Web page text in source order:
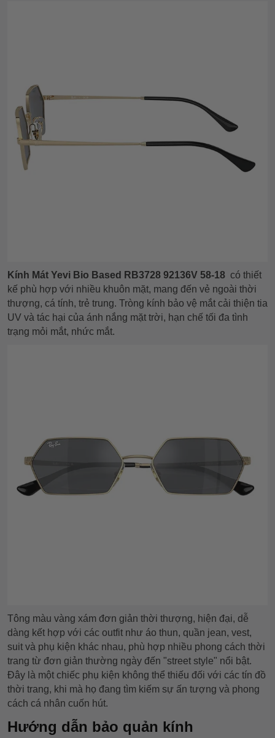
Kính Mát Yevi Bio Based RB3728 92136V 58-18 có thiết
kế phù hợp với nhiều khuôn mặt, mang đến vẻ ngoài thời
thượng, cá tính, trẻ trung. Tròng kính bảo vệ mắt cải thiện tia
UV và tác hại của ánh nắng mặt trời, hạn chế tối đa tình
trạng mỏi mắt, nhức mắt.
Tông màu vàng xám đơn giản thời thượng, hiện đại, dễ
dàng kết hợp với các outfit như áo thun, quần jean, vest,
suit và phụ kiện khác nhau, phù hợp nhiều phong cách thời
trang từ đơn giản thường ngày đến "street style" nổi bật.
Đây là một chiếc phụ kiện không thể thiếu đối với các tín đồ
thời trang, khi mà họ đang tìm kiếm sự ấn tượng và phong
cách cá nhân cuốn hút.
Hướng dẫn bảo quản kính